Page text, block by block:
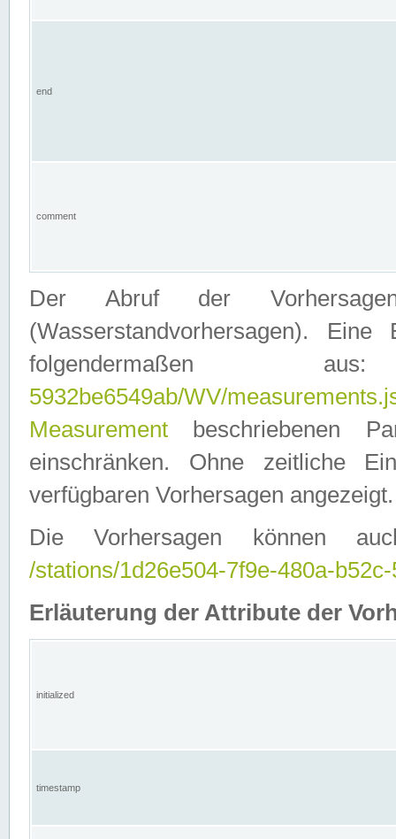
end
comment
Der Abruf der
(Wasserstandvorhersagen).
folgendermaßen
5932be6549ab/WV/
Measurement beschriebenen
einschränken. Ohne zeitliche
verfügbaren Vorhersagen angezeigt.
Die Vorhersagen können
/stations/1d26e504-7f9e-480a-
Erläuterung der Attribute der
initialized
timestamp